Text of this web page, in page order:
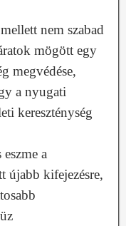
nem szabad
mögött egy
megvédése,
a nyugati
kereszténység
a
újabb kifejezésre,